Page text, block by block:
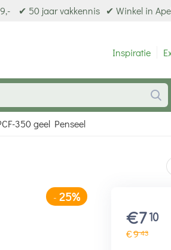
✔ 50 jaar vakkennis ✔ Winkel in
Inspiratie
350 geel Penseel
€7 10
€943